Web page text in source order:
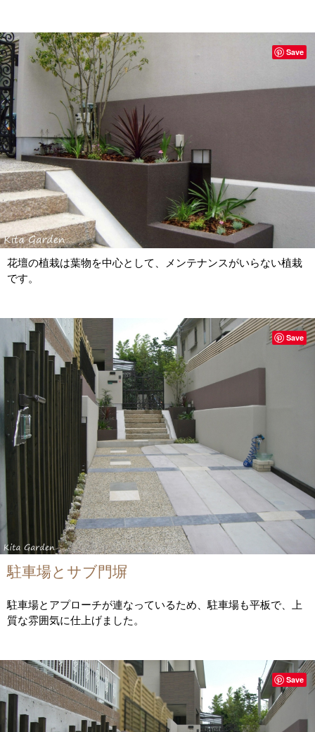
花壇の植栽は葉物を中心として、メンテナンスがいらない植栽
です。
Save
駐車場とサブ門塀
駐車場とアプローチが連なっているため、駐車場も平板で、上
質な雰囲気に仕上げました。
Save
Save